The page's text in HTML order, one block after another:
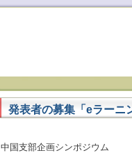
発表者の募集「eラーニ
中国支部企画シンポジウム